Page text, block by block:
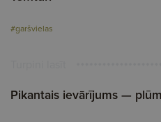
#garšvielas
Pikantais ievārījums —